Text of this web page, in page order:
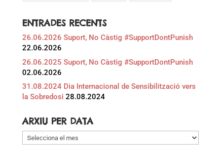
ENTRADES RECENTS
26.06.2026 Suport, No Càstig #SupportDontPunish
22.06.2026
26.06.2025 Suport, No Càstig #SupportDontPunish
02.06.2026
31.08.2024 Dia Internacional de Sensibilització vers
la Sobredosi 28.08.2024
ARXIU PER DATA
Arxiu
per